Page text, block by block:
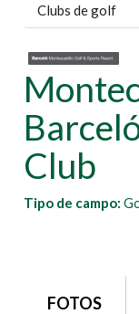
Clubs de golf
Club
Tipo de campo:
grupo1
FOTOS